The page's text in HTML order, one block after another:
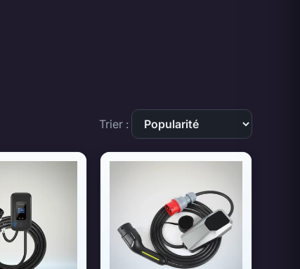
Trier :